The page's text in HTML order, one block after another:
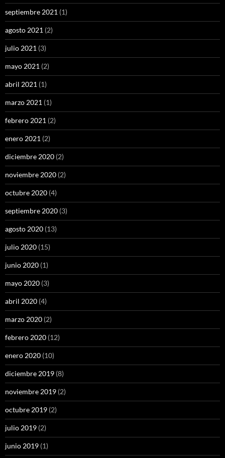
septiembre 2021 (1)
agosto 2021 (2)
julio 2021 (3)
mayo 2021 (2)
abril 2021 (1)
marzo 2021 (1)
febrero 2021 (2)
enero 2021 (2)
diciembre 2020 (2)
noviembre 2020 (2)
octubre 2020 (4)
septiembre 2020 (3)
agosto 2020 (13)
julio 2020 (15)
junio 2020 (1)
mayo 2020 (3)
abril 2020 (4)
marzo 2020 (2)
febrero 2020 (12)
enero 2020 (10)
diciembre 2019 (8)
noviembre 2019 (2)
octubre 2019 (2)
julio 2019 (2)
junio 2019 (1)